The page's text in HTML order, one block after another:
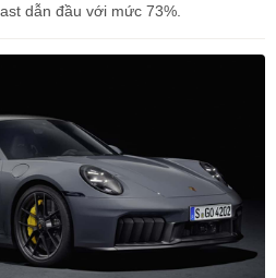
dẫn đầu với mức 73%.